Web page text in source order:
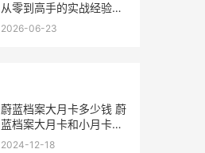
从零到高手的实战经验分
享
2026-06-23
蔚蓝档案大月卡多少钱 蔚
蓝档案大月卡和小月卡可
以叠加
2024-12-18